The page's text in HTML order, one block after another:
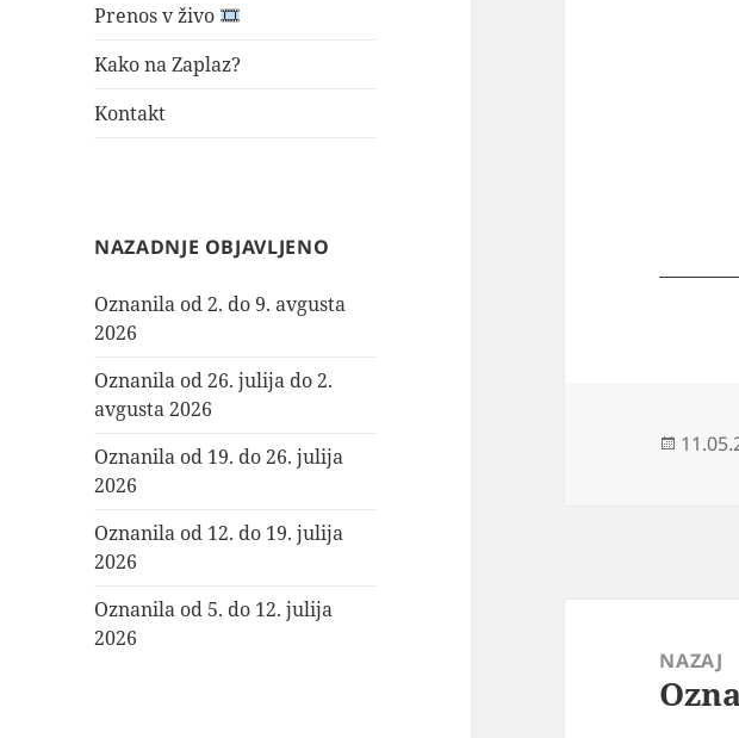
Prenos v živo
Kako na Zaplaz?
Kontakt
NAZADNJE OBJAVLJENO
Oznanila od 2. do 9. avgusta
2026
Oznanila od 26. julija do 2.
avgusta 2026
Oznanila od 19. do 26. julija
2026
Oznanila od 12. do 19. julija
2026
Oznanila od 5. do 12. julija
2026
prispevkaNAZAJ